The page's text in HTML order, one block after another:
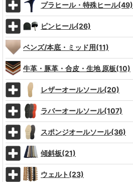
プラヒール・特殊ヒール(49)
ピンヒール(26)
ベンズ/本底・ミッド用(11)
牛革・豚革・合皮・生地 原板(10)
レザーオールソール(20)
ラバーオールソール(107)
スポンジオールソール(36)
傾斜板(21)
ウェルト(23)